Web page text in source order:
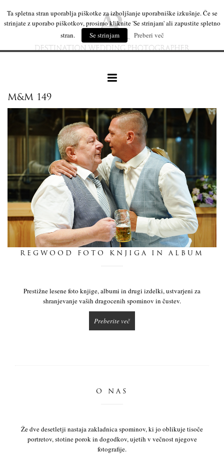
naše delo
leseni izdelki
mi
dnevnik
M&M 149
REGWOOD FOTO KNJIGA IN ALBUM
Prestižne lesene foto knjige, albumi in drugi izdelki, ustvarjeni za
shranjevanje vaših dragocenih spominov in čustev.
Preberite več
O NAS
Že dve desetletji nastaja zakladnica spominov, ki jo oblikuje tisoče
portretov, stotine porok in dogodkov, ujetih v večnost njegove
fotografije.
Ta spletna stran uporablja piškotke za izboljšanje uporabniške izkušnje. Če se
strinjate z uporabo piškotkov, prosimo kliknite 'Se strinjam' ali zapustite spletno
stran.
Se strinjam Preberi več